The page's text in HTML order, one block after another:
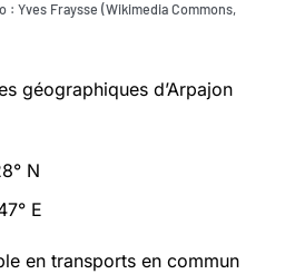
Yves Fraysse (Wikimedia Commons,
géographiques d’Arpajon
N
E
en transports en commun